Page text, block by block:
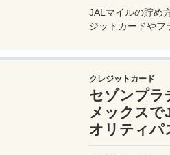
JALマイルの貯め
ジットカードやフ
クレジットカード
セゾンプラ
メックスで
オリティパ